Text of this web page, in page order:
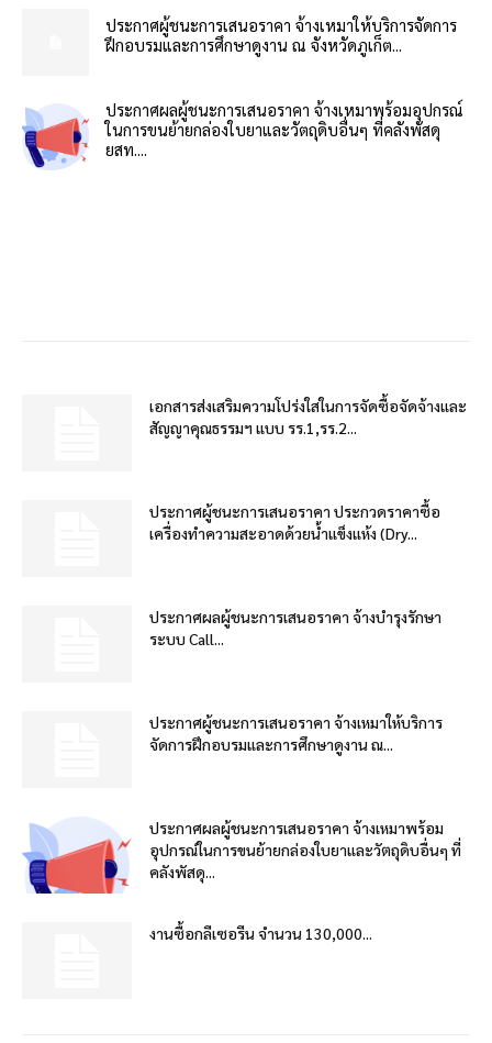
ประกาศผู้ชนะการเสนอราคา จ้างเหมาให้บริการจัดการ
ฝึกอบรมและการศึกษาดูงาน ณ จังหวัดภูเก็ต...
ประกาศผลผู้ชนะการเสนอราคา จ้างเหมาพร้อมอุปกรณ์
ในการขนย้ายกล่องใบยาและวัตถุดิบอื่นๆ ที่คลังพัสดุ
ยสท....
เอกสารส่งเสริมความโปร่งใสในการจัดซื้อจัดจ้างและ
สัญญาคุณธรรมฯ แบบ รร.1,รร.2...
ประกาศผู้ชนะการเสนอราคา ประกวดราคาซื้อ
เครื่องทำความสะอาดด้วยน้ำแข็งแห้ง (Dry...
ประกาศผลผู้ชนะการเสนอราคา จ้างบำรุงรักษา
ระบบ Call...
ประกาศผู้ชนะการเสนอราคา จ้างเหมาให้บริการ
จัดการฝึกอบรมและการศึกษาดูงาน ณ...
ประกาศผลผู้ชนะการเสนอราคา จ้างเหมาพร้อม
อุปกรณ์ในการขนย้ายกล่องใบยาและวัตถุดิบอื่นๆ ที่
คลังพัสดุ...
งานซื้อกลีเซอรีน จำนวน 130,000...